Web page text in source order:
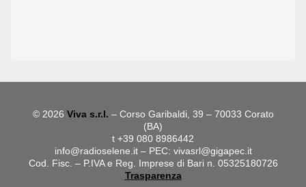
© 2026 Viva s.r.l. – Corso Garibaldi, 39 – 70033 Corato
(BA)
t +39 080 8986442
info@radioselene.it– PEC: vivasrl@gigapec.it
Cod. Fisc. – P.IVA e Reg. Imprese di Bari n. 05325180726
Trasparenza